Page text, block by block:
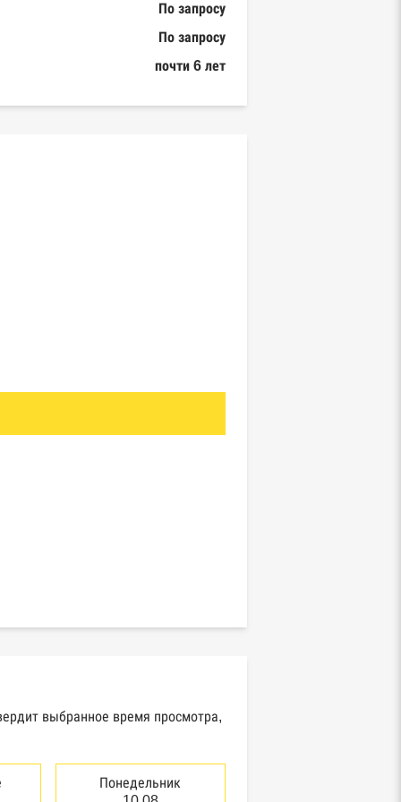
По запросу
По запросу
почти 6 лет
выбранное время просмотра,
Понедельник